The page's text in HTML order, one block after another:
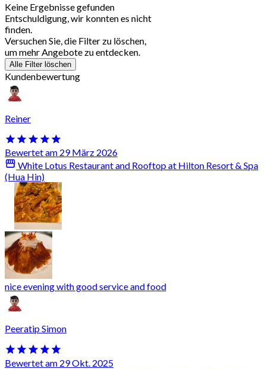
Keine Ergebnisse gefunden
Entschuldigung, wir konnten es nicht
finden.
Versuchen Sie, die Filter zu löschen,
um mehr Angebote zu entdecken.
Alle Filter löschen
Kundenbewertung
Reiner
Bewertet am 29 März 2026
White Lotus Restaurant and Rooftop at Hilton Resort & Spa
(Hua Hin)
nice evening with good service and food
Peeratip Simon
Bewertet am 29 Okt. 2025